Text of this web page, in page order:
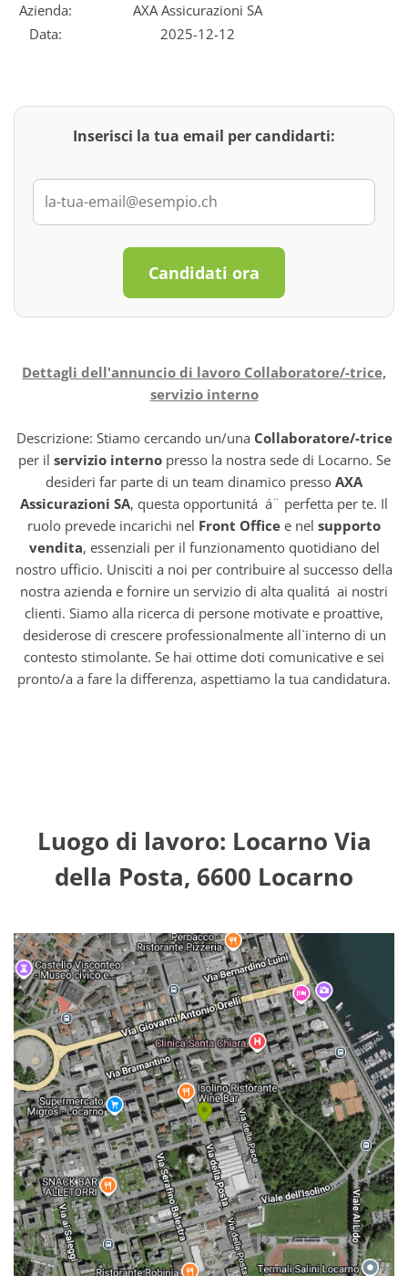
Azienda:
AXA Assicurazioni SA
Data:
2025-12-12
Inserisci la tua email per candidarti:
Candidati ora
Dettagli dell'annuncio di lavoro Collaboratore/-trice,
servizio interno
Descrizione: Stiamo cercando un/una Collaboratore/-trice
per il servizio internopresso la nostra sede di Locarno. Se
desideri far parte di un team dinamico presso AXA
Assicurazioni SA, questa opportunitá á¨ perfetta per te. Il
ruolo prevede incarichi nel Front Office e nel supporto
vendita, essenziali per il funzionamento quotidiano del
nostro ufficio. Unisciti a noi per contribuire al successo della
nostra azienda e fornire un servizio di alta qualitá ai nostri
clienti. Siamo alla ricerca di persone motivate e proattive,
desiderose di crescere professionalmente all`interno di un
contesto stimolante. Se hai ottime doti comunicative e sei
pronto/a a fare la differenza, aspettiamo la tua candidatura.
Luogo di lavoro: Locarno Via
della Posta, 6600 Locarno